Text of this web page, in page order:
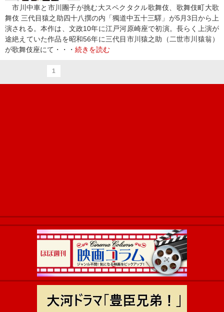
市川中車と市川團子が挑む大スペクタクル歌舞伎、歌舞伎町大歌
舞伎 三代目猿之助四十八撰の内「獨道中五十三驛」が5月3日から上
演される。本作は、文政10年に江戸河原崎座で初演。長らく上演が
途絶えていた作品を昭和56年に三代目市川猿之助（二世市川猿翁）
が歌舞伎座にて・・・ 続きを読む
1